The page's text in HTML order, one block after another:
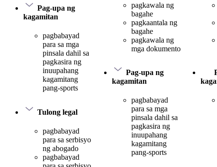
Pag-upa ng
kagamitan
pagbabayad
para sa mga
pinsala dahil sa
pagkasira ng
inuupahang
kagamitang
pang-sports
Tulong legal
pagbabayad
para sa serbisyo
ng abogado
pagbabayad
pagkawala ng
bagahe
pagkaantala ng
bagahe
pagkawala ng
mga dokumento
Pag-upa ng
kagamitan
pagbabayad
para sa mga
pinsala dahil sa
pagkasira ng
inuupahang
kagamitang
pang-sports